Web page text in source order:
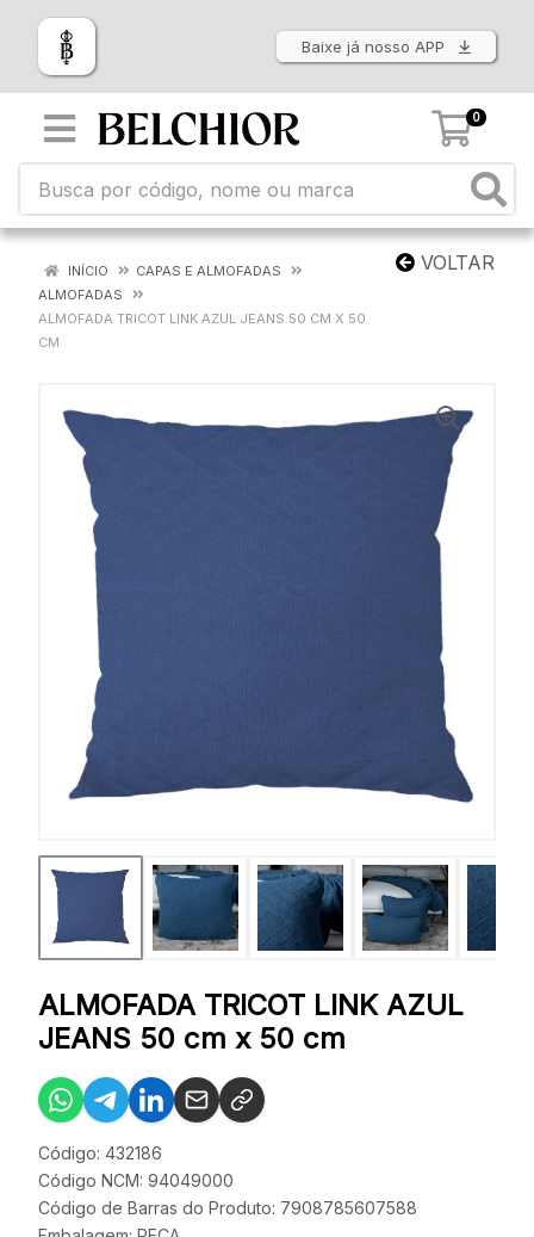
Baixe já nosso APP
0
VOLTAR
INÍCIO
CAPAS E ALMOFADAS
ALMOFADAS
ALMOFADA TRICOT LINK AZUL JEANS 50 CM X 50
CM
ALMOFADA TRICOT LINK AZUL
JEANS 50 cm x 50 cm
Código: 432186
Código NCM: 94049000
Código de Barras do Produto: 7908785607588